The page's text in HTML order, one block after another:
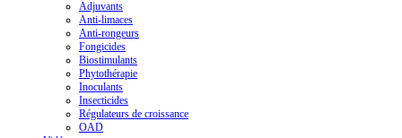
Adjuvants
Anti-limaces
Anti-rongeurs
Fongicides
Biostimulants
Phytothérapie
Inoculants
Insecticides
Régulateurs de croissance
OAD